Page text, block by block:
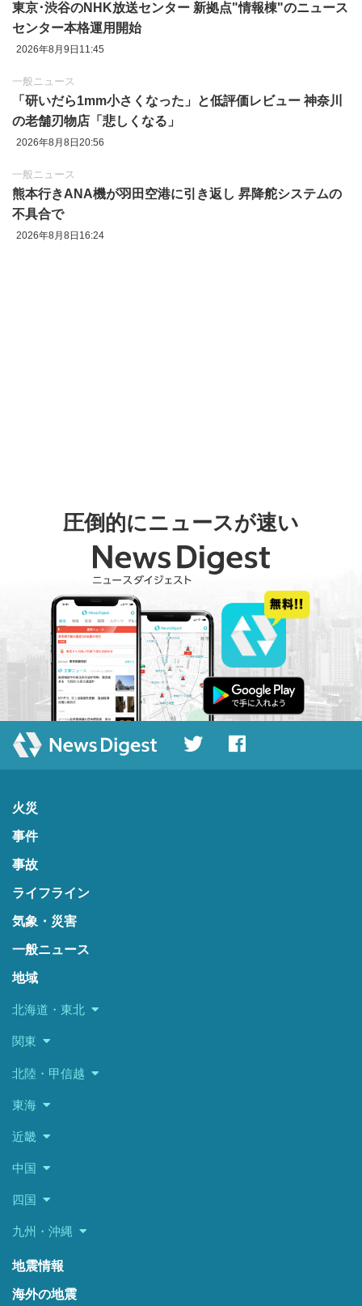
東京‪･‬渋谷のNHK放送センター 新拠点"情報棟"のニュース
センター本格運用開始
2026年8月9日11:45
一般ニュース
「研いだら1mm小さくなった」と低評価レビュー 神奈川
の老舗刃物店「悲しくなる」
2026年8月8日20:56
一般ニュース
熊本行きANA機が羽田空港に引き返し 昇降舵システムの
不具合で
2026年8月8日16:24
圧倒的にニュースが速い
火災
事件
事故
ライフライン
気象・災害
一般ニュース
地域
北海道・東北
関東
北陸・甲信越
東海
近畿
中国
四国
九州・沖縄
地震情報
海外の地震